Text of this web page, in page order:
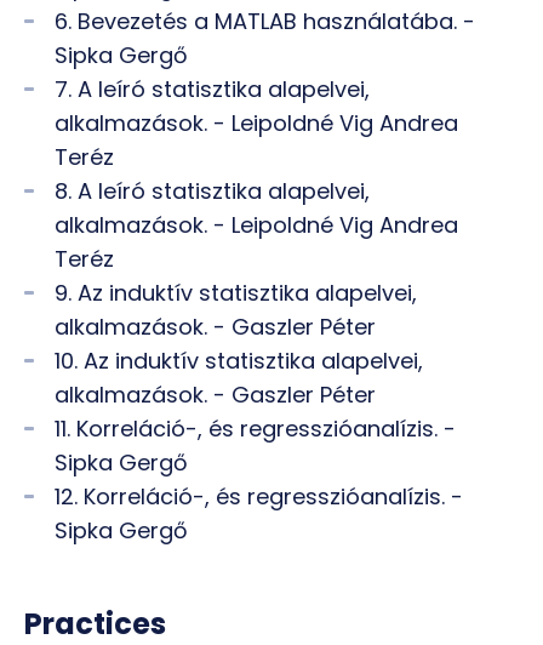
6. Bevezetés a MATLAB használatába. -
Sipka Gergő
7. A leíró statisztika alapelvei,
alkalmazások. - Leipoldné Vig Andrea
Teréz
8. A leíró statisztika alapelvei,
alkalmazások. - Leipoldné Vig Andrea
Teréz
9. Az induktív statisztika alapelvei,
alkalmazások. - Gaszler Péter
10. Az induktív statisztika alapelvei,
alkalmazások. - Gaszler Péter
11. Korreláció-, és regresszióanalízis. -
Sipka Gergő
12. Korreláció-, és regresszióanalízis. -
Sipka Gergő
Practices